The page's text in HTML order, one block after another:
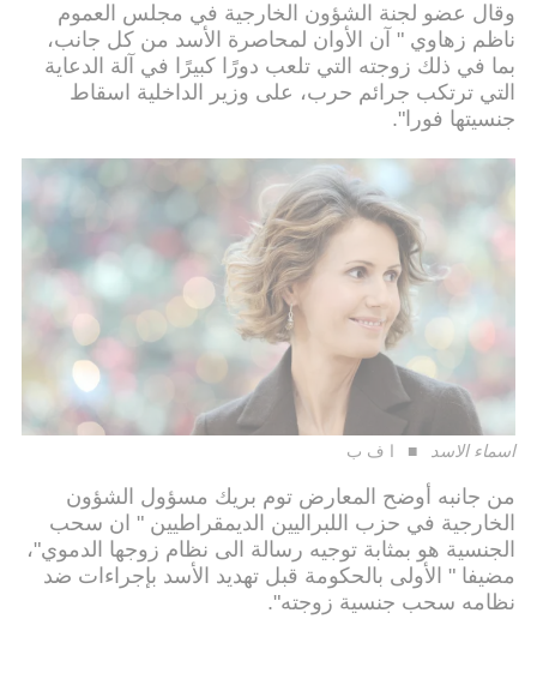
وقال عضو لجنة الشؤون الخارجية في مجلس العموم
ناظم زهاوي " آن الأوان لمحاصرة الأسد من كل جانب،
بما في ذلك زوجته التي تلعب دورًا كبيرًا في آلة الدعاية
التي ترتكب جرائم حرب، على وزير الداخلية اسقاط
جنسيتها فورا".
اسماء الاسد ا ف ب
من جانبه أوضح المعارض توم بريك مسؤول الشؤون
الخارجية في حزب اللبراليين الديمقراطيين " ان سحب
الجنسية هو بمثابة توجيه رسالة الى نظام زوجها الدموي"،
مضيفا " الأولى بالحكومة قبل تهديد الأسد بإجراءات ضد
نظامه سحب جنسية زوجته".